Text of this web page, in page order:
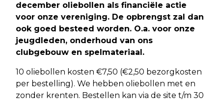
december oliebollen als financiële actie
voor onze vereniging. De opbrengst zal dan
ook goed besteed worden. O.a. voor onze
jeugdleden, onderhoud van ons
clubgebouw en spelmateriaal.
10 oliebollen kosten €7,50 (€2,50 bezorgkosten
per bestelling). We hebben oliebollen met en
zonder krenten. Bestellen kan via de site t/m 30